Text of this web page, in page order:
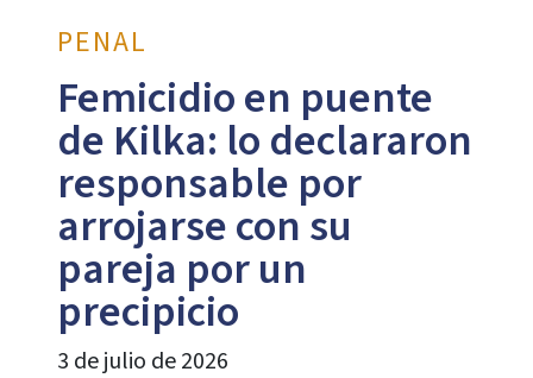
PENAL
Femicidio en puente
de Kilka: lo declararon
responsable por
arrojarse con su
pareja por un
precipicio
3 de julio de 2026